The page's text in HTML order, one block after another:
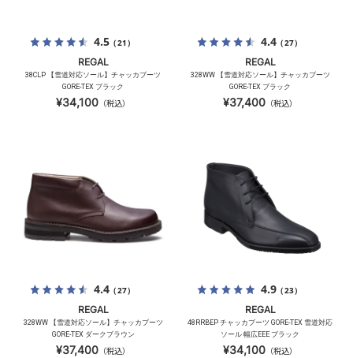
4.5（21）
REGAL
38CLP 【雪道対応ソール】チャッカブーツ
GORE-TEX ブラック
¥34,100 （税込）
4.4（27）
REGAL
328WW 【雪道対応ソール】チャッカブーツ
GORE-TEX ブラック
¥37,400 （税込）
4.4（27）
REGAL
328WW 【雪道対応ソール】チャッカブーツ
GORE-TEX ダークブラウン
¥37,400 （税込）
4.9（23）
REGAL
48RRBEP チャッカブーツ GORE-TEX 雪道対応
ソール 幅広EEE ブラック
¥34,100 （税込）